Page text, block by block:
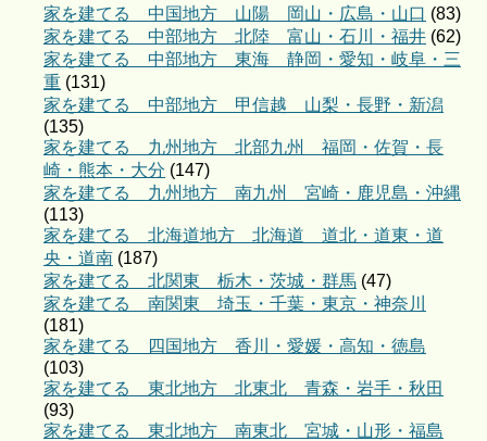
家を建てる 中国地方 山陽 岡山・広島・山口 (83)
家を建てる 中部地方 北陸 富山・石川・福井 (62)
家を建てる 中部地方 東海 静岡・愛知・岐阜・三
重 (131)
家を建てる 中部地方 甲信越 山梨・長野・新潟
(135)
家を建てる 九州地方 北部九州 福岡・佐賀・長
崎・熊本・大分 (147)
家を建てる 九州地方 南九州 宮崎・鹿児島・沖縄
(113)
家を建てる 北海道地方 北海道 道北・道東・道
央・道南 (187)
家を建てる 北関東 栃木・茨城・群馬 (47)
家を建てる 南関東 埼玉・千葉・東京・神奈川
(181)
家を建てる 四国地方 香川・愛媛・高知・徳島
(103)
家を建てる 東北地方 北東北 青森・岩手・秋田
(93)
家を建てる 東北地方 南東北 宮城・山形・福島